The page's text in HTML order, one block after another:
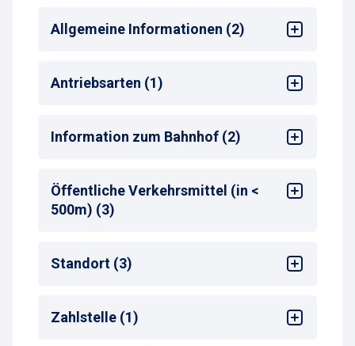
Allgemeine Informationen (2)
Mehrsprachige Bedienung am
Zahlautomaten
Monatsparkschein
Antriebsarten (1)
Information zum Bahnhof (2)
Bahnhof
: Bremen-Vegesack
Entfernung zum nächsten Bahnhofseingang
50-99 m
Öffentliche Verkehrsmittel (in <
500m) (3)
Bus-Haltestelle
Zug-Haltestelle
Standort (3)
Sehenswürdigkeiten
Shopping-Center
Zahlstelle (1)